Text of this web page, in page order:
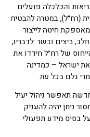
והכלכלה פועלים
(רח״ל), במטרה להבטיח
חיטה לייצור
ביצים ובשר. לדבריו,
הייחוס של רח״ל חידדו את
ישראל – כמדינה
גלם בכל עת.
תאפשר ניהול יעיל
ניתן יהיה להעניק
בסיס מידע תפעולי